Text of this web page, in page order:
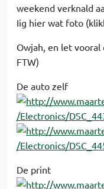
weekend verknald
Iig hier wat foto
Owjah, en let
FTW)
De auto zelf
De print